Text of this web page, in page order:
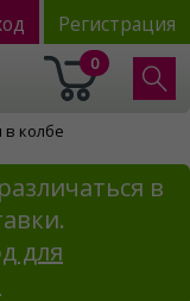
Регистрация
0
колбе
в
для